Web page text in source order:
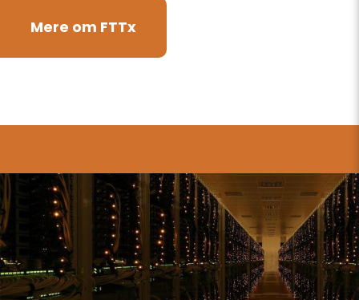
Mere om FTTx